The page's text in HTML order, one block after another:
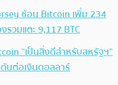
ช้อน Bitcoin เพิ่ม 234
วมแตะ 9,117 BTC
“เป็นสิ่งดีสำหรับสหรัฐฯ”
นต่อเงินดอลลาร์